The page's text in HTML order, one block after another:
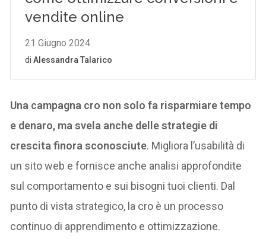
Una campagna cro non solo fa risparmiare tempo
e denaro, ma svela anche delle strategie di
crescita finora sconosciute. Migliora l’usabilità di
un sito web e fornisce anche analisi approfondite
sul comportamento e sui bisogni tuoi clienti. Dal
punto di vista strategico, la cro è un processo
continuo di apprendimento e ottimizzazione.